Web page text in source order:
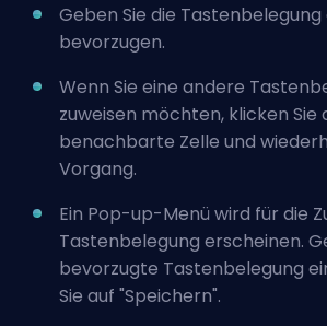
Geben Sie die Tastenbelegung
bevorzugen.
Wenn Sie eine andere
zuweisen möchten, klicken Sie
benachbarte Zelle und
Vorgang.
Ein Pop-up-Menü wird für die
Tastenbelegung erscheinen.
bevorzugte Tastenbelegung
Sie auf "Speichern".